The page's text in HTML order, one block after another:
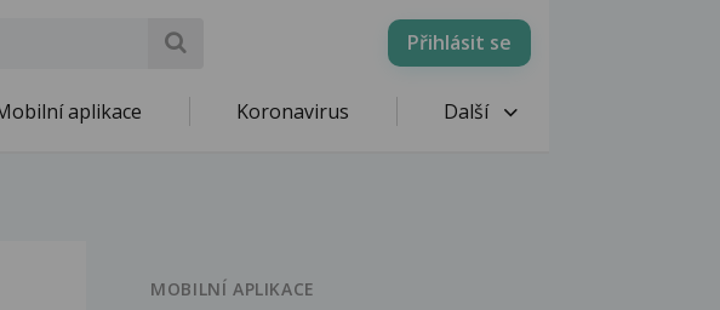
Přihlásit se
aplikace Koronavirus Další
MOBILNÍ APLIKACE